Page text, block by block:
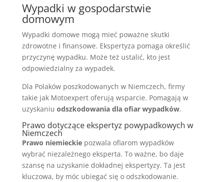
Wypadki w gospodarstwie
domowym
Wypadki domowe mogą mieć poważne skutki
zdrowotne i finansowe. Ekspertyza pomaga określić
przyczynę wypadku. Może też ustalić, kto jest
odpowiedzialny za wypadek.
Dla Polaków poszkodowanych w Niemczech, firmy
takie jak Motoexpert oferują wsparcie. Pomagają w
uzyskaniu odszkodowania dla ofiar wypadków.
Prawo dotyczące ekspertyz powypadkowych w
Niemczech
Prawo niemieckiepozwala ofiarom wypadków
wybrać niezależnego eksperta. To ważne, bo daje
szansę na uzyskanie dokładnej ekspertyzy. Ta jest
kluczowa, by móc ubiegać się o odszkodowanie.